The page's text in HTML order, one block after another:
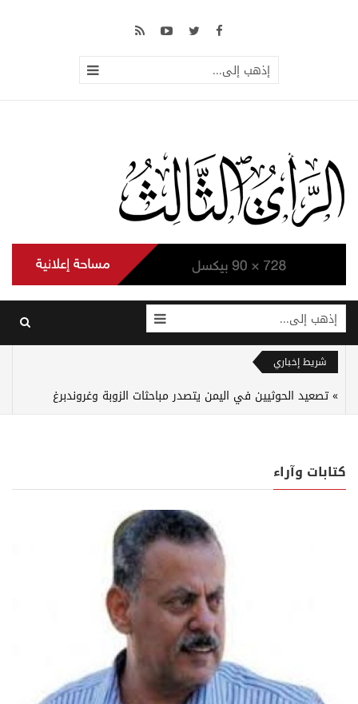
إذهب إلى...
إذهب إلى...
شريط إخباري
تصعيد الحوثيين في اليمن يتصدر مباحثات الزوبة وغروندبرغ
كتابات وآراء